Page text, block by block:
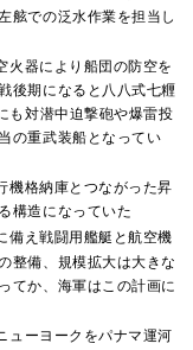
舷での泛水作業を担当し
火器により船団の防空を
後期になると八八式七糎
も対潜中迫撃砲や爆雷投
の重武装船となってい
機格納庫とつながった昇
構造になっていた
備え戦闘用艦艇と航空機
整備、規模拡大は大きな
てか、海軍はこの計画に
ューヨークをパナマ運河